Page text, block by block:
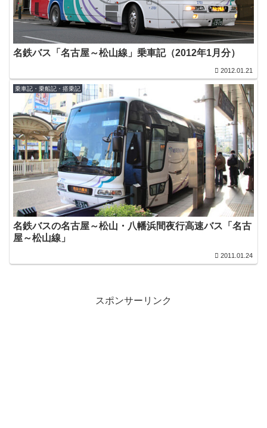
名鉄バス「名古屋～松山線」乗車記（2012年1月分）
2012.01.21
乗車記・乗船記・搭乗記
名鉄バスの名古屋～松山・八幡浜間夜行高速バス「名古
屋～松山線」
2011.01.24
スポンサーリンク